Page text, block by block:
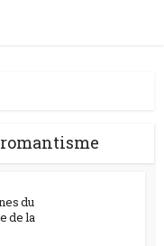
du
de la